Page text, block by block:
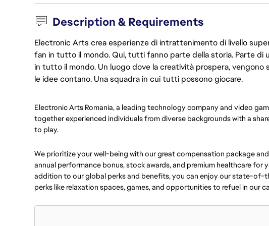
Description & Requirements
Electronic Arts crea esperienze di intrattenimento di livello
fan in tutto il mondo. Qui, tutti fanno parte della storia. Parte di
in tutto il mondo. Un luogo dove la creatività prospera,
le idee contano. Una squadra in cui tutti possono giocare.
Electronic Arts Romania, a leading technology company and video
together experienced individuals from diverse backgrounds with a
to play.
We prioritize your well-being with our great compensation package
annual performance bonus, stock awards, and premium healthcare for
addition to our global perks and benefits, you can enjoy our state-
perks like relaxation spaces, games, and opportunities to refuel in our